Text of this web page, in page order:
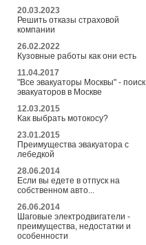
20.03.2023
Решить отказы страховой
компании
26.02.2022
Кузовные работы как они есть
11.04.2017
"Все эвакуаторы Москвы" - поиск
эвакуаторов в Москве
12.03.2015
Как выбрать мотокосу?
23.01.2015
Преимущества эвакуатора с
лебедкой
28.06.2014
Если вы едете в отпуск на
собственном авто...
26.06.2014
Шаговые электродвигатели -
преимущества, недостатки и
особенности